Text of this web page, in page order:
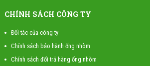
CHÍNH SÁCH CÔNG TY
Đối tác của công ty
Chính sách bảo hành ống nhòm
Chính sách đổi trả hàng ống nhòm